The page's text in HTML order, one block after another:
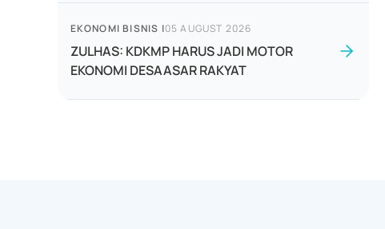
EKONOMI BISNIS |05 AUGUST 2026
ZULHAS: KDKMP HARUS JADI MOTOR
EKONOMI DESAASAR RAKYAT